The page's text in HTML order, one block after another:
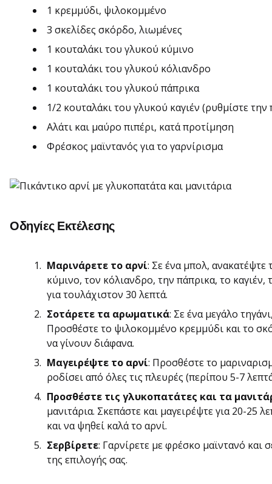
1 κρεμμύδι, ψιλοκομμένο
3 σκελίδες σκόρδο, λιωμένες
1 κουταλάκι του γλυκού κύμινο
1 κουταλάκι του γλυκού κόλιανδρο
1 κουταλάκι του γλυκού πάπρικα
1/2 κουταλάκι του γλυκού καγιέν (ρυθμίστε
Αλάτι και μαύρο πιπέρι, κατά προτίμηση
Φρέσκος μαϊντανός για το γαρνίρισμα
Οδηγίες Εκτέλεσης
Μαρινάρετε το αρνί: Σε ένα μπολ, ανακατέψτε
κύμινο, τον κόλιανδρο, την πάπρικα, το καγιέν,
για τουλάχιστον 30 λεπτά.
Σοτάρετε τα αρωματικά: Σε ένα μεγάλο
Προσθέστε το ψιλοκομμένο κρεμμύδι και το
να γίνουν διάφανα.
Μαγειρέψτε το αρνί: Προσθέστε το
ροδίσει από όλες τις πλευρές (περίπου 5-7
Προσθέστε τις γλυκοπατάτες και τα
μανιτάρια. Σκεπάστε και μαγειρέψτε για 20-25
και να ψηθεί καλά το αρνί.
Σερβίρετε: Γαρνίρετε με φρέσκο μαϊντανό και
της επιλογής σας.